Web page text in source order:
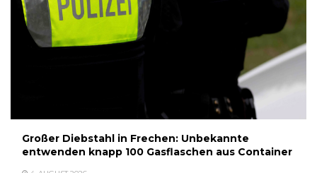
Großer Diebstahl in Frechen: Unbekannte
entwenden knapp 100 Gasflaschen aus Container